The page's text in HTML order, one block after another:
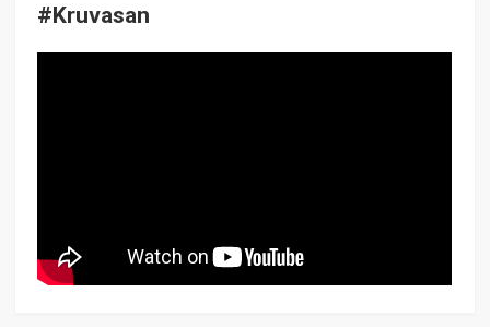
#Kruvasan